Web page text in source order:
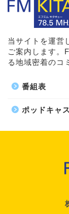
当サイトを運営
ご案内します。
る地域密着のコ
番組表
ポッドキャ